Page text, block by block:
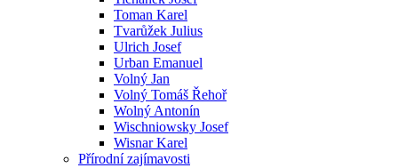
Toman Karel
Tvarůžek Julius
Ulrich Josef
Urban Emanuel
Volný Jan
Volný Tomáš Řehoř
Wolný Antonín
Wischniowsky Josef
Wisnar Karel
Přírodní zajímavosti